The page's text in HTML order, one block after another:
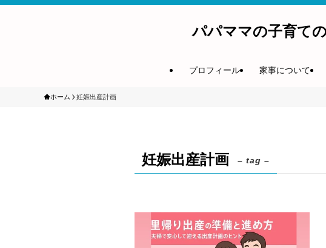
パパママの子育て
プロフィール 家事について
ホーム 妊娠出産計画
妊娠出産計画 – tag –